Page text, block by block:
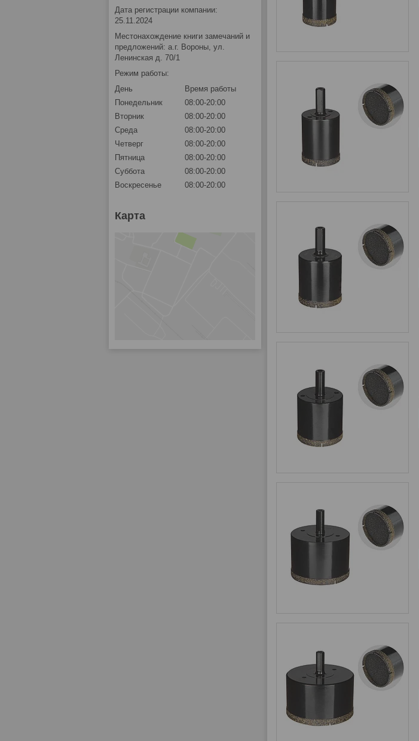
Дата регистрации компании:
25.11.2024
Местонахождение книги замечаний и
предложений: а.г. Вороны, ул.
Ленинская д. 70/1
Режим работы:
День
Время работы
Понедельник
08:00-20:00
Вторник
08:00-20:00
Среда
08:00-20:00
Четверг
08:00-20:00
Пятница
08:00-20:00
Суббота
08:00-20:00
Воскресенье
08:00-20:00
Карта